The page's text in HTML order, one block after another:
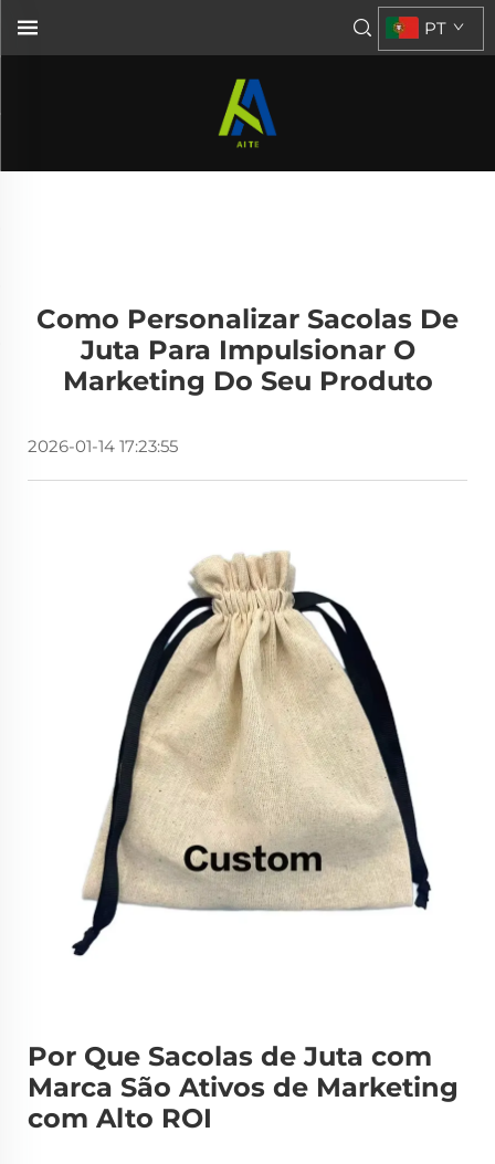
PT
Como Personalizar Sacolas De
Juta Para Impulsionar O
Marketing Do Seu Produto
2026-01-14 17:23:55
Por Que Sacolas de Juta com
Marca São Ativos de Marketing
com Alto ROI